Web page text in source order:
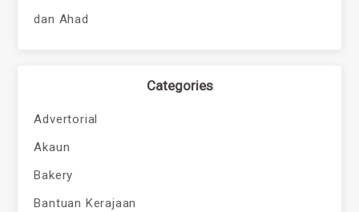
dan Ahad
Categories
Advertorial
Akaun
Bakery
Bantuan Kerajaan